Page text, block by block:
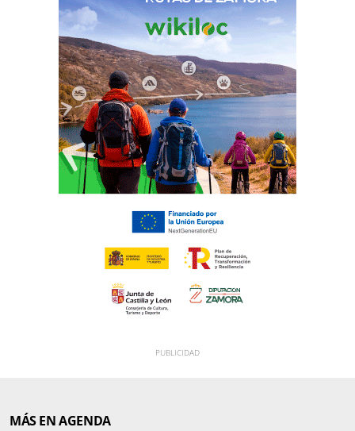
MÁS EN AGENDA